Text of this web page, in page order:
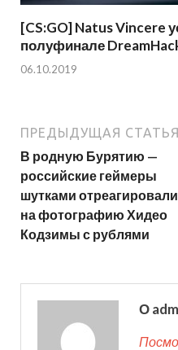
[CS:GO] Natus Vincere
полуфинале
06.10.2019
ПРЕДЫДУЩАЯ СТАТЬЯ
В родную Бурятию —
российские геймеры
шутками отреагировали
на фотографию Хидео
Кодзимы с рублями
О